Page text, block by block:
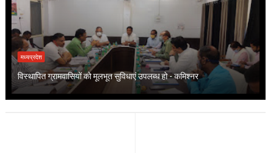
मध्यप्रदेश
विस्थापित ग्रामवासियों को मूलभूत सुविधाएं उपलब्ध हो - कमिश्नर